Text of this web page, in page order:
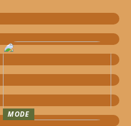
MODE